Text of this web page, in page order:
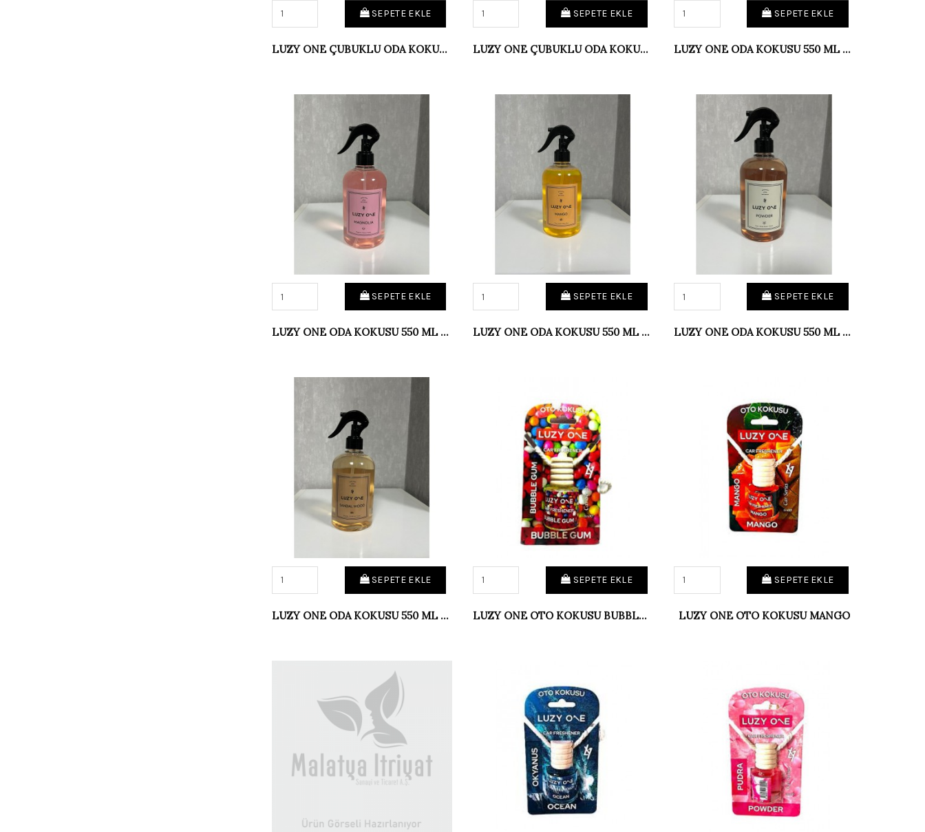
SEPETE EKLE
LUZY ONE ÇUBUKLU ODA KOKUSU TROPİCAL
SEPETE EKLE
LUZY ONE ÇUBUKLU ODA KOKUSU VANİLYA
SEPETE EKLE
LUZY ONE ODA KOKUSU 550 ML JASMİNE
SEPETE EKLE
LUZY ONE ODA KOKUSU 550 ML MAGNOLİA
SEPETE EKLE
LUZY ONE ODA KOKUSU 550 ML MANGO
SEPETE EKLE
LUZY ONE ODA KOKUSU 550 ML POWDER
SEPETE EKLE
LUZY ONE ODA KOKUSU 550 ML SANDAL AĞACI
SEPETE EKLE
LUZY ONE OTO KOKUSU BUBBLE GUM
SEPETE EKLE
LUZY ONE OTO KOKUSU MANGO